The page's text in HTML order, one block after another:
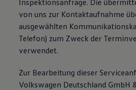
Inspektionsanfrage. Die
von uns zur Kontaktaufnahme
ausgewählten
Telefon) zum Zweck der
verwendet.
Zur Bearbeitung dieser
Volkswagen Deutschland GmbH